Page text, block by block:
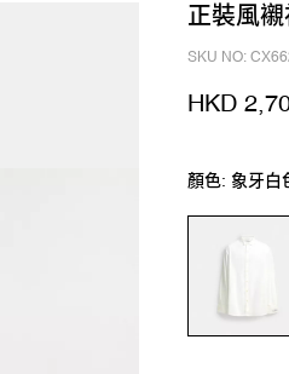
正裝風襯
SKU NO:
HKD
顏色: 象牙白